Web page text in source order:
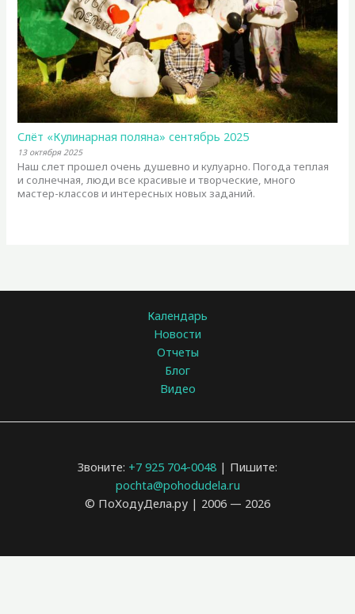
Слёт «Кулинарная поляна» сентябрь 2025
13 октября 2025
Наш слет прошел очень душевно и кулуарно. Погода теплая
и солнечная, люди все красивые и творческие, много
мастер-классов и интересных новых заданий.
Календарь
Новости
Отчеты
Блог
Видео
Звоните: +7 925 704-0048 | Пишите:
pochta@pohodudela.ru
© ПоХодуДела.ру | 2006 — 2026